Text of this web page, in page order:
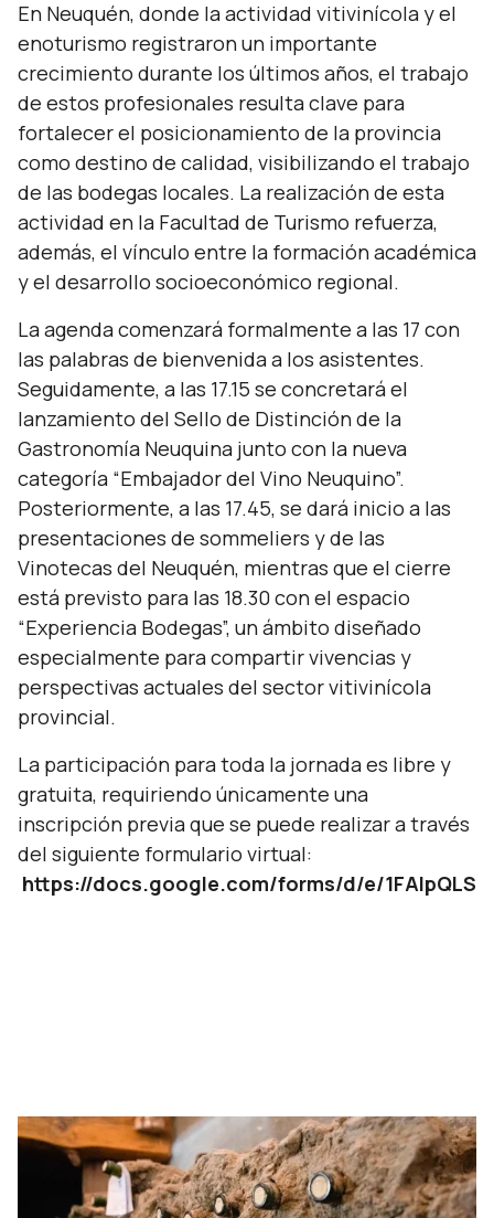
En Neuquén, donde la actividad vitivinícola y el
enoturismo registraron un importante
crecimiento durante los últimos años, el trabajo
de estos profesionales resulta clave para
fortalecer el posicionamiento de la provincia
como destino de calidad, visibilizando el trabajo
de las bodegas locales. La realización de esta
actividad en la Facultad de Turismo refuerza,
además, el vínculo entre la formación académica
y el desarrollo socioeconómico regional.
La agenda comenzará formalmente a las 17 con
las palabras de bienvenida a los asistentes.
Seguidamente, a las 17.15 se concretará el
lanzamiento del Sello de Distinción de la
Gastronomía Neuquina junto con la nueva
categoría “Embajador del Vino Neuquino”.
Posteriormente, a las 17.45, se dará inicio a las
presentaciones de sommeliers y de las
Vinotecas del Neuquén, mientras que el cierre
está previsto para las 18.30 con el espacio
“Experiencia Bodegas”, un ámbito diseñado
especialmente para compartir vivencias y
perspectivas actuales del sector vitivinícola
provincial.
La participación para toda la jornada es libre y
gratuita, requiriendo únicamente una
inscripción previa que se puede realizar a través
del siguiente formulario virtual:
https://docs.google.com/forms/d/e/